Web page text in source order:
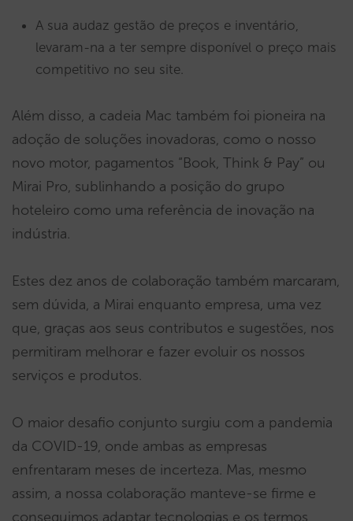
A sua audaz gestão de preços e inventário,
levaram-na a ter sempre disponível o preço mais
competitivo no seu site.
Além disso, a cadeia Mac também foi pioneira na
adoção de soluções inovadoras, como o nosso
novo motor, pagamentos “Book, Think & Pay” ou
Mirai Pro, sublinhando a posição do grupo
hoteleiro como uma referência de inovação na
indústria.
Estes dez anos de colaboração também marcaram,
sem dúvida, a Mirai enquanto empresa, uma vez
que, graças aos seus contributos e sugestões, nos
permitiram melhorar e fazer evoluir os nossos
serviços e produtos.
O maior desafio conjunto surgiu com a pandemia
da COVID-19, onde ambas as empresas
enfrentaram meses de incerteza. Mas, mesmo
assim, a nossa colaboração manteve-se firme e
conseguimos adaptar tecnologias e os termos